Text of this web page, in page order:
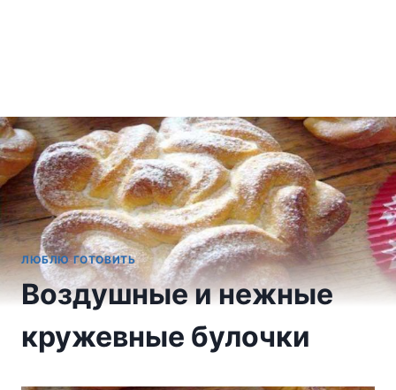
ЛЮБЛЮ ГОТОВИТЬ
Воздушные и нежные
кружевные булочки